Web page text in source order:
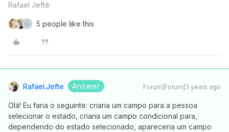
Rafael Jefté
5 people like this
Rafael.jefte Answer Forum|Forum|3 years ago
Olá! Eu faria o seguinte: criaria um campo para a pessoa
selecionar o estado, criaria um campo condicional para,
dependendo do estado selecionado, apareceria um campo